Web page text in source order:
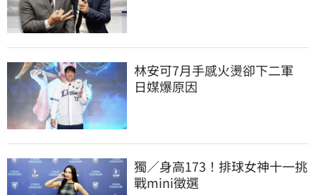
林安可7月手感火燙卻下二軍
日媒爆原因
獨／身高173！排球女神十一挑
戰mini徵選